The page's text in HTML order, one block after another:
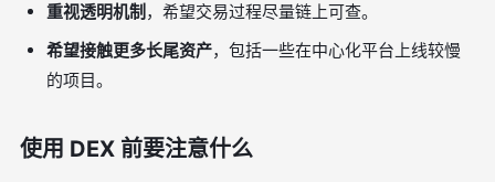
重视透明机制 ，希望交易过程尽量链上可查。
希望接触更多长尾资产，包括一些在中心化平台上线较慢
的项目。
使用 DEX 前要注意什么